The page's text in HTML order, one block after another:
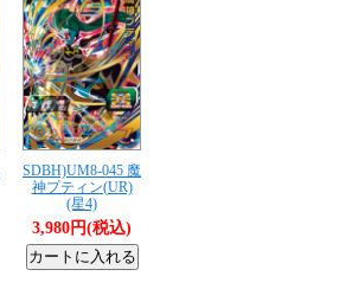
SDBH)UM8-045 魔
神プティン(UR)
(星4)
3,980円(税込)